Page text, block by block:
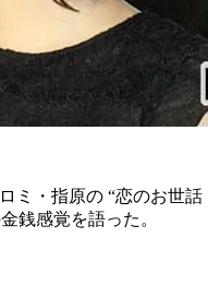
ミ・指原の “恋のお世話
銭感覚を語った。